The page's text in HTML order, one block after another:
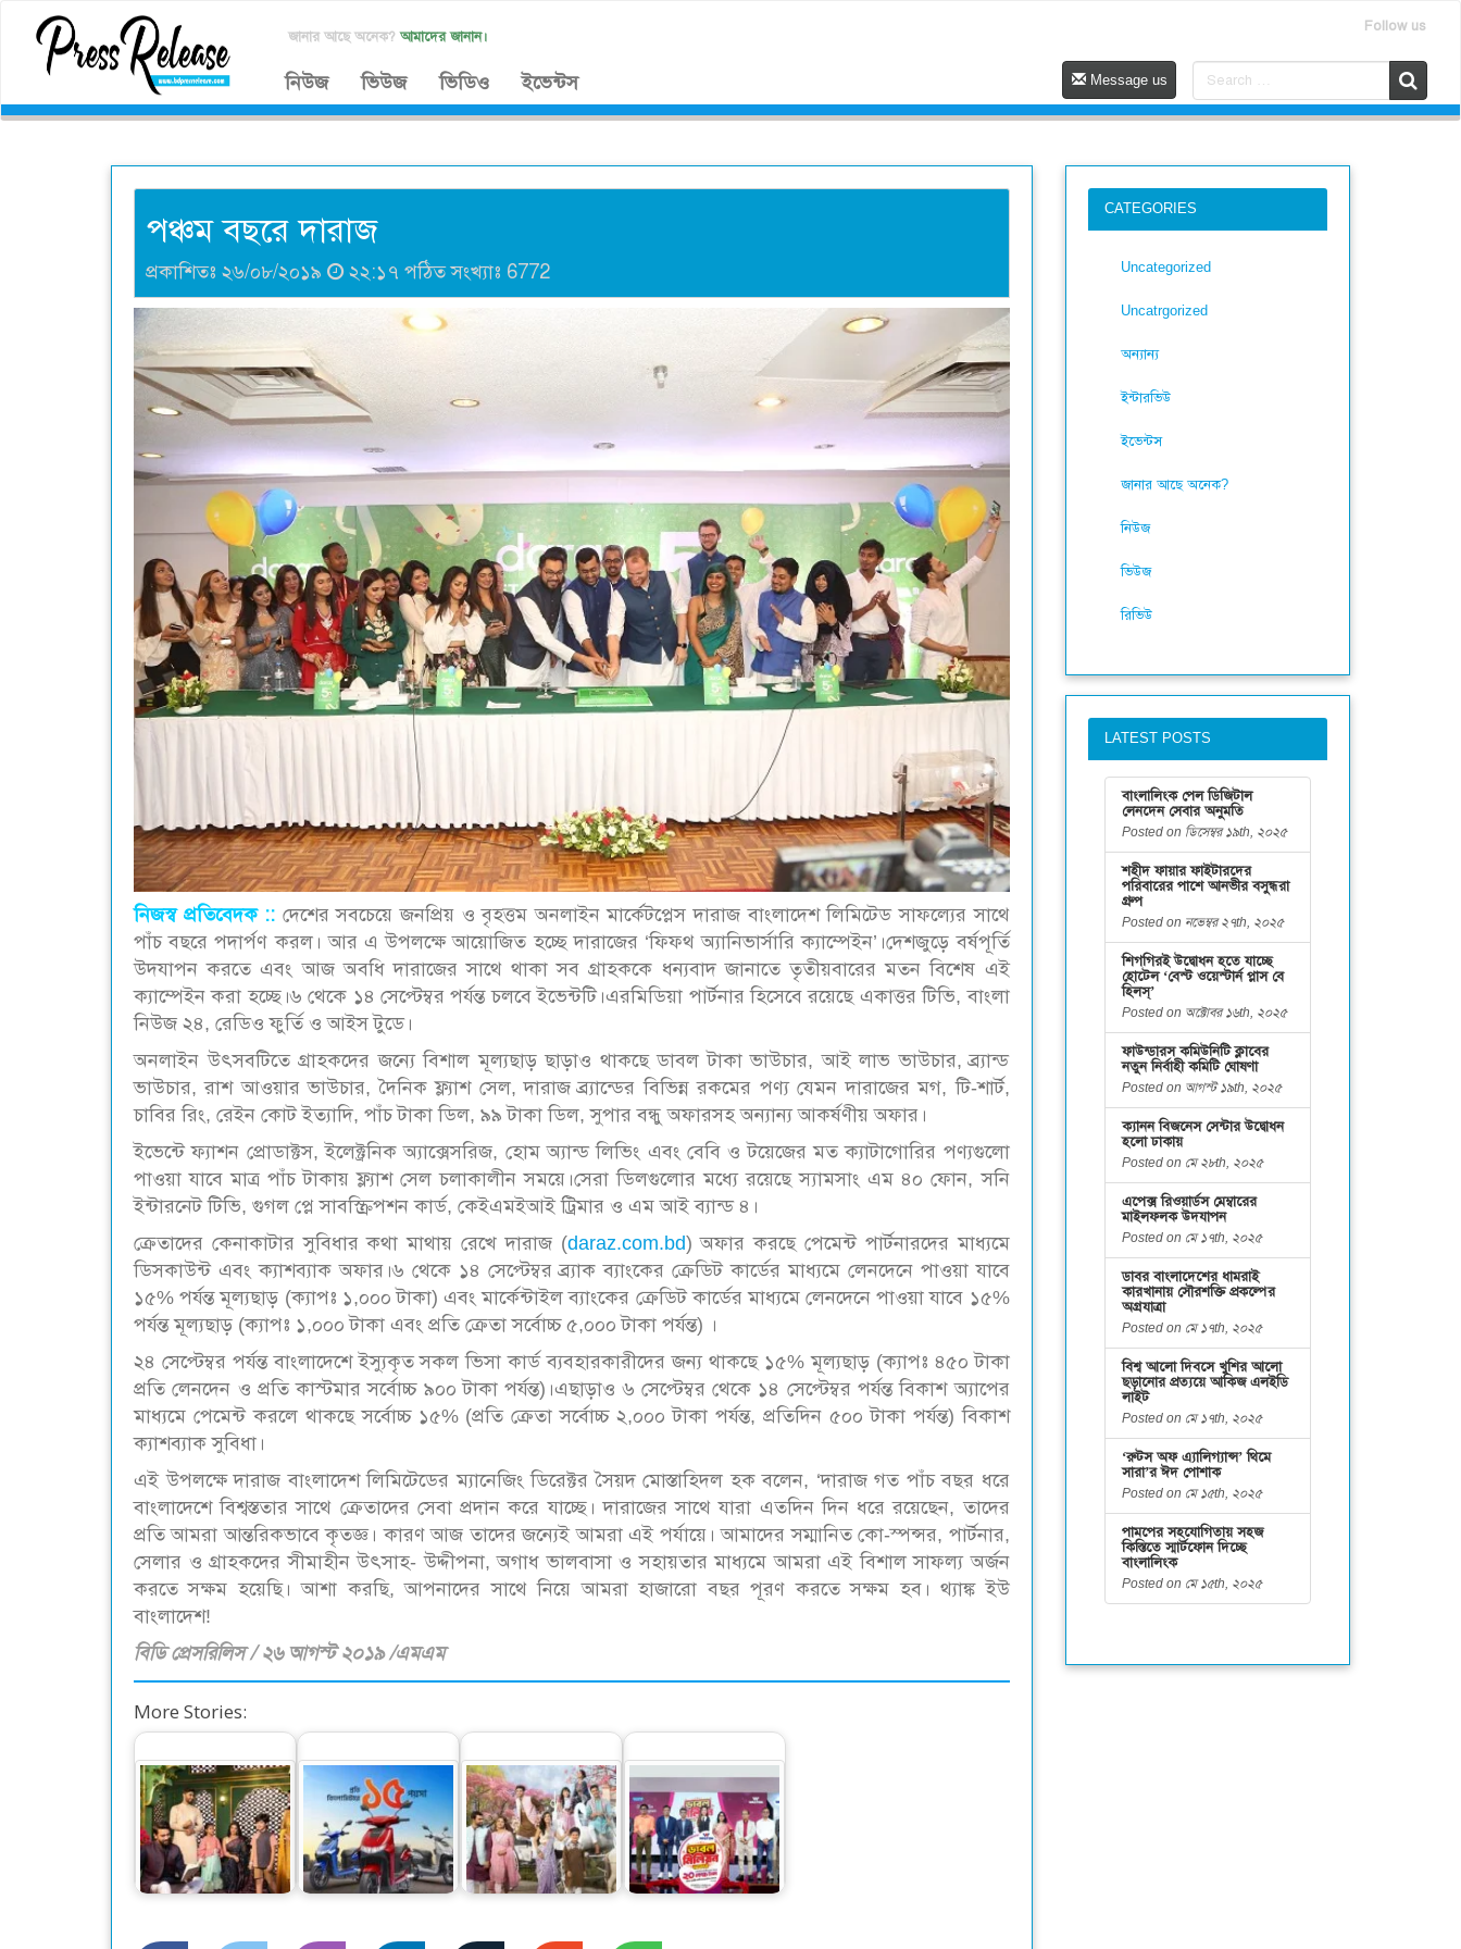
জানার আছে অনেক? আমাদের জানান।
Follow us
নিউজ ভিউজ ভিডিও ইভেন্টস Message us
পঞ্চম বছরে দারাজ
প্রকাশিতঃ ২৬/০৮/২০১৯ ২২:১৭ পঠিত সংখ্যাঃ 6772
নিজস্ব প্রতিবেদক :: দেশের সবচেয়ে জনপ্রিয় ও বৃহত্তম অনলাইন মার্কেটপ্লেস দারাজ বাংলাদেশ লিমিটেড সাফল্যের সাথে
পাঁচ বছরে পদার্পণ করল। আর এ উপলক্ষে আয়োজিত হচ্ছে দারাজের ‘ফিফথ অ্যানিভার্সারি ক্যাম্পেইন’।দেশজুড়ে বর্ষপূর্তি
উদযাপন করতে এবং আজ অবধি দারাজের সাথে থাকা সব গ্রাহককে ধন্যবাদ জানাতে তৃতীয়বারের মতন বিশেষ এই
ক্যাম্পেইন করা হচ্ছে।৬ থেকে ১৪ সেপ্টেম্বর পর্যন্ত চলবে ইভেন্টটি।এরমিডিয়া পার্টনার হিসেবে রয়েছে একাত্তর টিভি, বাংলা
নিউজ ২৪, রেডিও ফুর্তি ও আইস টুডে।
অনলাইন উৎসবটিতে গ্রাহকদের জন্যে বিশাল মূল্যছাড় ছাড়াও থাকছে ডাবল টাকা ভাউচার, আই লাভ ভাউচার, ব্র্যান্ড
ভাউচার, রাশ আওয়ার ভাউচার, দৈনিক ফ্ল্যাশ সেল, দারাজ ব্র্যান্ডের বিভিন্ন রকমের পণ্য যেমন দারাজের মগ, টি-শার্ট,
চাবির রিং, রেইন কোট ইত্যাদি, পাঁচ টাকা ডিল, ৯৯ টাকা ডিল, সুপার বন্ধু অফারসহ অন্যান্য আকর্ষণীয় অফার।
ইভেন্টে ফ্যাশন প্রোডাক্টস, ইলেক্ট্রনিক অ্যাক্সেসরিজ, হোম অ্যান্ড লিভিং এবং বেবি ও টয়েজের মত ক্যাটাগোরির পণ্যগুলো
পাওয়া যাবে মাত্র পাঁচ টাকায় ফ্ল্যাশ সেল চলাকালীন সময়ে।সেরা ডিলগুলোর মধ্যে রয়েছে স্যামসাং এম ৪০ ফোন, সনি
ইন্টারনেট টিভি, গুগল প্লে সাবস্ক্রিপশন কার্ড, কেইএমইআই ট্রিমার ও এম আই ব্যান্ড ৪।
ক্রেতাদের কেনাকাটার সুবিধার কথা মাথায় রেখে দারাজ (daraz.com.bd) অফার করছে পেমেন্ট পার্টনারদের মাধ্যমে
ডিসকাউন্ট এবং ক্যাশব্যাক অফার।৬ থেকে ১৪ সেপ্টেম্বর ব্র্যাক ব্যাংকের ক্রেডিট কার্ডের মাধ্যমে লেনদেনে পাওয়া যাবে
১৫% পর্যন্ত মূল্যছাড় (ক্যাপঃ ১,০০০ টাকা) এবং মার্কেন্টাইল ব্যাংকের ক্রেডিট কার্ডের মাধ্যমে লেনদেনে পাওয়া যাবে ১৫%
পর্যন্ত মূল্যছাড় (ক্যাপঃ ১,০০০ টাকা এবং প্রতি ক্রেতা সর্বোচ্চ ৫,০০০ টাকা পর্যন্ত) ।
২৪ সেপ্টেম্বর পর্যন্ত বাংলাদেশে ইস্যুকৃত সকল ভিসা কার্ড ব্যবহারকারীদের জন্য থাকছে ১৫% মূল্যছাড় (ক্যাপঃ ৪৫০ টাকা
প্রতি লেনদেন ও প্রতি কাস্টমার সর্বোচ্চ ৯০০ টাকা পর্যন্ত)।এছাড়াও ৬ সেপ্টেম্বর থেকে ১৪ সেপ্টেম্বর পর্যন্ত বিকাশ অ্যাপের
মাধ্যমে পেমেন্ট করলে থাকছে সর্বোচ্চ ১৫% (প্রতি ক্রেতা সর্বোচ্চ ২,০০০ টাকা পর্যন্ত, প্রতিদিন ৫০০ টাকা পর্যন্ত) বিকাশ
ক্যাশব্যাক সুবিধা।
এই উপলক্ষে দারাজ বাংলাদেশ লিমিটেডের ম্যানেজিং ডিরেক্টর সৈয়দ মোস্তাহিদল হক বলেন, ‘দারাজ গত পাঁচ বছর ধরে
বাংলাদেশে বিশ্বস্ততার সাথে ক্রেতাদের সেবা প্রদান করে যাচ্ছে। দারাজের সাথে যারা এতদিন দিন ধরে রয়েছেন, তাদের
প্রতি আমরা আন্তরিকভাবে কৃতজ্ঞ। কারণ আজ তাদের জন্যেই আমরা এই পর্যায়ে। আমাদের সম্মানিত কো-স্পন্সর, পার্টনার,
সেলার ও গ্রাহকদের সীমাহীন উৎসাহ- উদ্দীপনা, অগাধ ভালবাসা ও সহায়তার মাধ্যমে আমরা এই বিশাল সাফল্য অর্জন
করতে সক্ষম হয়েছি। আশা করছি, আপনাদের সাথে নিয়ে আমরা হাজারো বছর পূরণ করতে সক্ষম হব। থ্যাঙ্ক ইউ
বাংলাদেশ!
বিডি প্রেসরিলিস / ২৬ আগস্ট ২০১৯ /এমএম
More Stories:
সারা’র ঈদুল আযহা
আয়োজন
ওয়ালটনের ১২০ কিমি
রেঞ্জের নতুন ই-বাইক
উৎসবের আলিঙ্গনে
‘সারা’র ঈদ পোশাকের
আয়োজন
ওয়ালটন পণ্য কিনে ২০
লাখ টাকা পাওয়ার
সুযোগ
CATEGORIES
Uncategorized
Uncatrgorized
অন্যান্য
ইন্টারভিউ
ইভেন্টস
জানার আছে অনেক?
নিউজ
ভিউজ
রিভিউ
LATEST POSTS
বাংলালিংক পেল ডিজিটাল
লেনদেন সেবার অনুমতি
Posted on ডিসেম্বর ১৯th, ২০২৫
শহীদ ফায়ার ফাইটারদের
পরিবারের পাশে আনভীর বসুন্ধরা
গ্রুপ
Posted on নভেম্বর ২৭th, ২০২৫
শিগগিরই উদ্বোধন হতে যাচ্ছে
হোটেল ‘বেস্ট ওয়েস্টার্ন প্লাস বে
হিলস্’
Posted on অক্টোবর ১৬th, ২০২৫
ফাউন্ডারস কমিউনিটি ক্লাবের
নতুন নির্বাহী কমিটি ঘোষণা
Posted on আগস্ট ১৯th, ২০২৫
ক্যানন বিজনেস সেন্টার উদ্বোধন
হলো ঢাকায়
Posted on মে ২৮th, ২০২৫
এপেক্স রিওয়ার্ডস মেম্বারের
মাইলফলক উদযাপন
Posted on মে ১৭th, ২০২৫
ডাবর বাংলাদেশের ধামরাই
কারখানায় সৌরশক্তি প্রকল্পের
অগ্রযাত্রা
Posted on মে ১৭th, ২০২৫
বিশ্ব আলো দিবসে খুশির আলো
ছড়ানোর প্রত্যয়ে আকিজ এলইডি
লাইট
Posted on মে ১৭th, ২০২৫
‘রুটস অফ এ্যালিগ্যান্স’ থিমে
সারা’র ঈদ পোশাক
Posted on মে ১৫th, ২০২৫
পামপের সহযোগিতায় সহজ
কিস্তিতে স্মার্টফোন দিচ্ছে
বাংলালিংক
Posted on মে ১৫th, ২০২৫